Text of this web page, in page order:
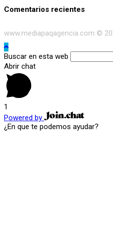
Comentarios recientes
www.mediapaqagencia.com ©
Buscar en esta web
Abrir chat
1
Powered by
¿En que te podemos ayudar?